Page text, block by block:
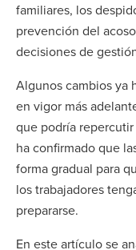
familiares, los
prevención del
decisiones de
Algunos cambios ya
en vigor más
que podría
ha confirmado que
forma gradual para
los trabajadores
prepararse.
En este artículo se